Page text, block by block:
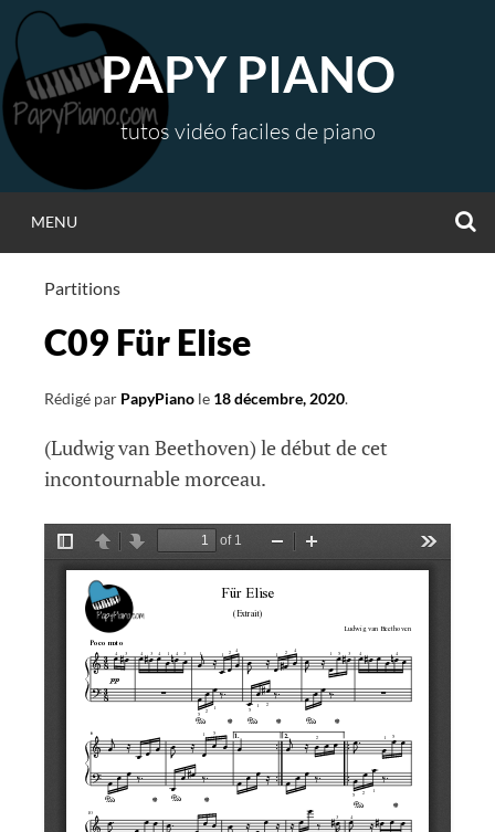
Aller
au
contenu
PAPY PIANO
tutos vidéo faciles de piano
MENU
Partitions
C09 Für Elise
Rédigé par PapyPiano le 18 décembre, 2020.
(Ludwig van Beethoven) le début de cet
incontournable morceau.